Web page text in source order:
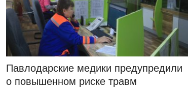
Павлодарские медики предупредили
о повышенном риске травм